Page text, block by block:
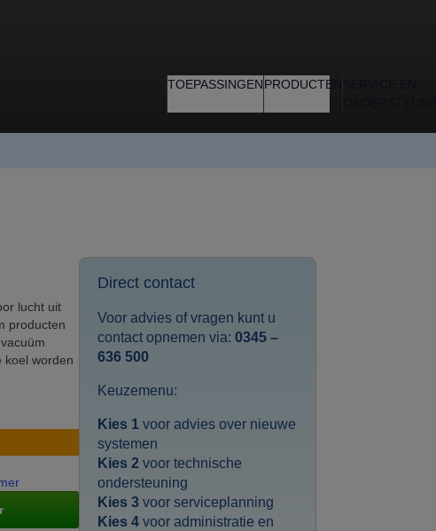
TOEPASSINGENPRODUCTEN
lucht uit
producten
koel worden
Direct contact
Voor advies of vragen kunt u
contact opnemen via: 0345 –
636 500
Keuzemenu:
Kies 1voor advies over nieuwe
systemen
Kies 2 voor technische
ondersteuning
Kies 3voor serviceplanning
Kies 4voor administratie en